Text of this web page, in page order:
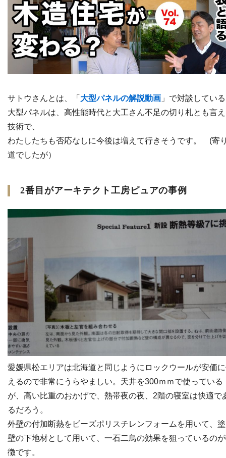
サトウさんとは、「 大型パネルの解説動画 」で対談してい
大型パネルは、高性能時代と大工さん不足の切り札とも言
技術で、
わたしたちも否応なしに今後は増えて行きそうです。 (寄
道でしたが）
2番目がアーキテクト工房ピュアの事例
愛媛県松エリアは北海道と同じようにロックウールが安価
えるので非常にうらやましい。天井を300ｍｍで使っている
が、高い比重のおかげで、熱帯夜の夜、2階の寝室は快適で
るだろう。
外壁の付加断熱をビーズポリスチレンフォームを用いて、
壁の下地材として用いて、一石二鳥の効果を狙っているの
徴です。